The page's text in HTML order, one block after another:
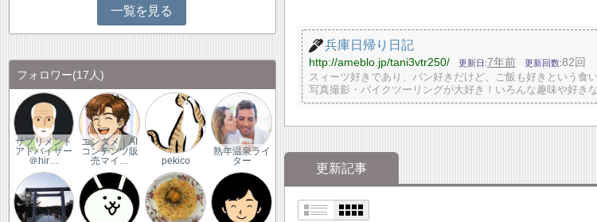
兵庫日帰り日記
http://ameblo.jp/tani3vtr250/ 更新日 7年前 更新回数 82回
スィーツ好きであり、パン好きだけど、ご飯も好きという食
写真撮影・バイクツーリングが大好き！いろんな趣味や好き
更新記事
一覧を見る
フォロワー(17人)
サプリメント
アドバイザー
＠hir…
エンタメ｜AI
コンテンツ販
売マイ…
pekico
熟年温泉ライ
ター